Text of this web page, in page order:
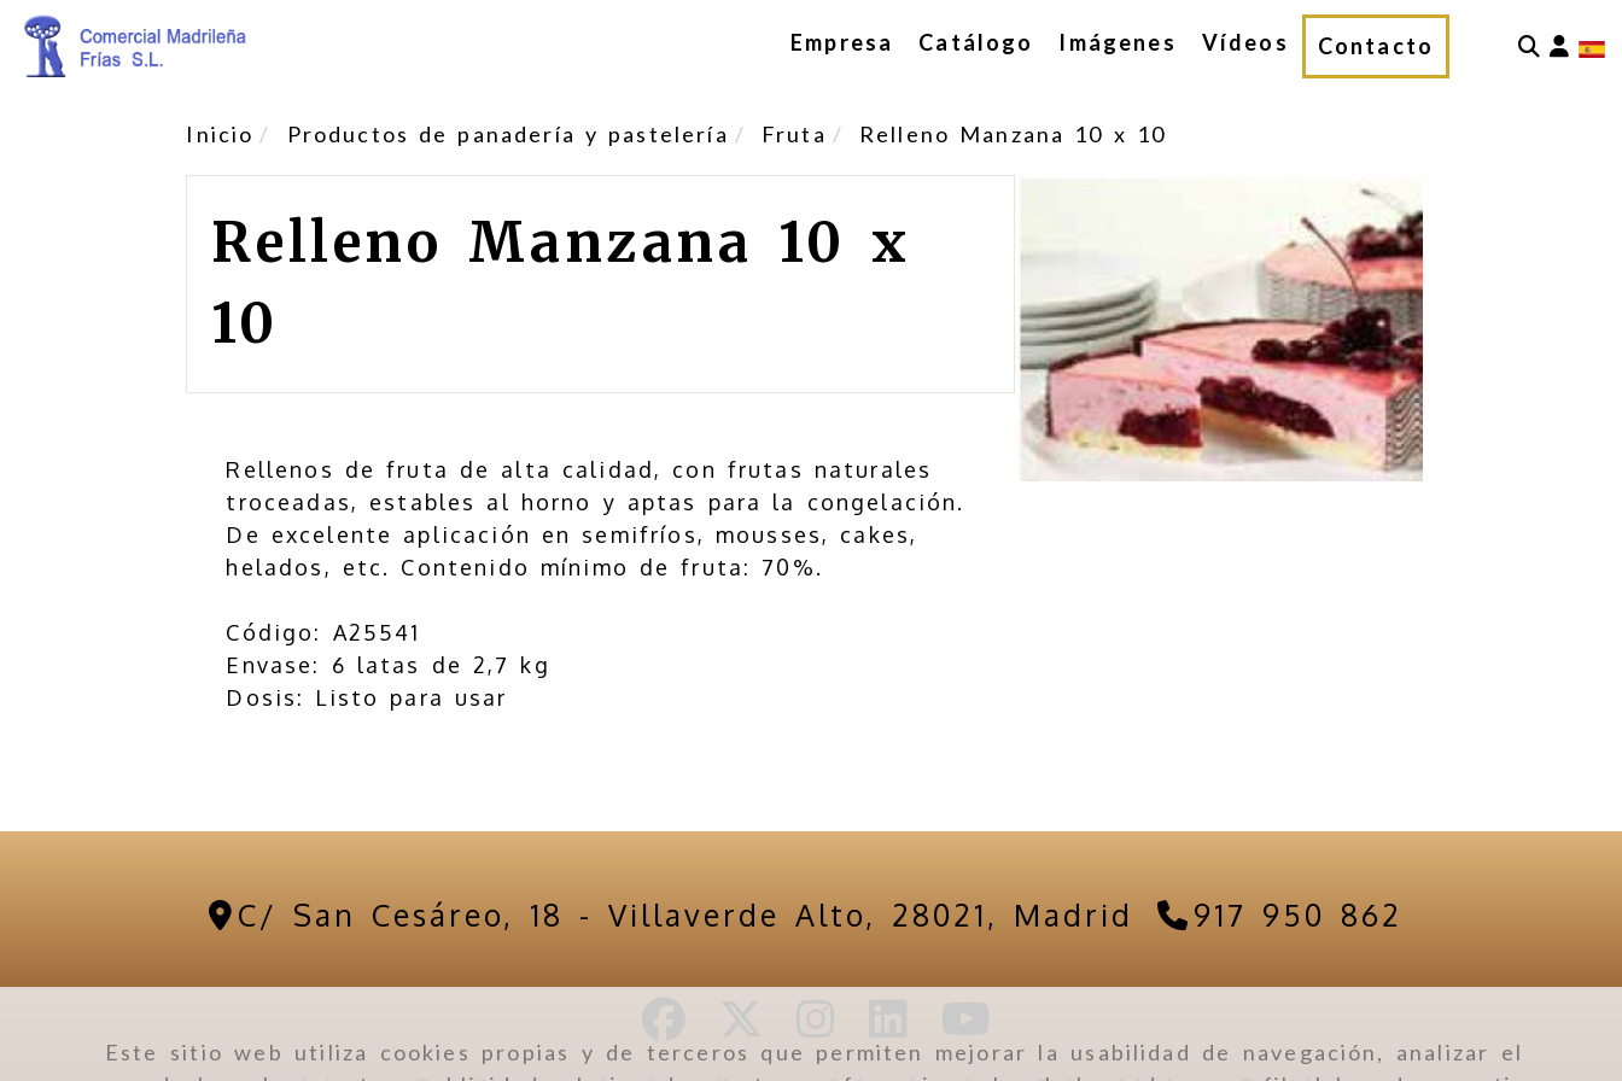
Este sitio web utiliza cookies propias y de terceros que permiten mejorar la usabilidad de navegación, analizar el
Empresa Catálogo Imágenes Vídeos Contacto
Inicio Productos de panadería y pastelería Fruta Relleno Manzana 10 x 10
Relleno Manzana 10 x
10
Rellenos de fruta de alta calidad, con frutas naturales
troceadas, estables al horno y aptas para la congelación.
De excelente aplicación en semifríos, mousses, cakes,
helados, etc. Contenido mínimo de fruta: 70%.
Código: A25541
Envase: 6 latas de 2,7 kg
Dosis: Listo para usar
C/ San Cesáreo, 18 - Villaverde Alto, 28021, Madrid 917 950 862